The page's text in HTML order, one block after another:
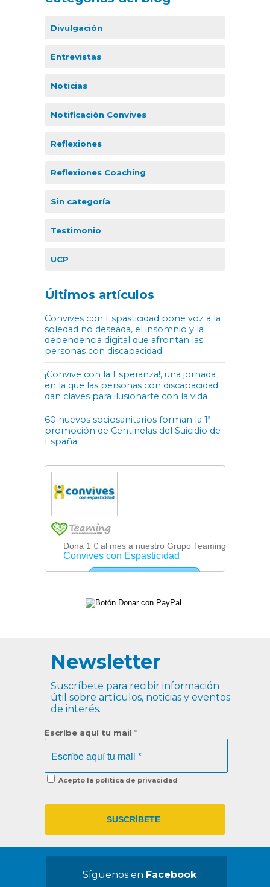
Divulgación
Entrevistas
Noticias
Notificación Convives
Reflexiones
Reflexiones Coaching
Sin categoría
Testimonio
UCP
Últimos artículos
Convives con Espasticidad pone voz a la
soledad no deseada, el insomnio y la
dependencia digital que afrontan las
personas con discapacidad
¡Convive con la Esperanza!, una jornada
en la que las personas con discapacidad
dan claves para ilusionarte con la vida
60 nuevos sociosanitarios forman la 1ª
promoción de Centinelas del Suicidio de
España
Newsletter
Suscríbete para recibir información
útil sobre artículos, noticias y eventos
de interés.
Escríbe aquí tu mail *
Acepto la política de privacidad
Síguenos en Facebook